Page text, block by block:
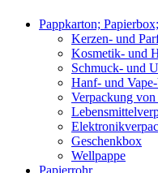
Pappkarton;
Kerzen- und
Kosmetik- und
Schmuck- und
Hanf- und
Verpackung
Geschenkbox
Wellpappe
Papierrohr